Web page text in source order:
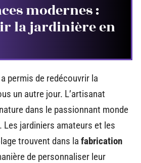
modernes :
la jardinière en
a permis de redécouvrir la
un autre jour. L’artisanat
dans le passionnant monde
Les jardiniers amateurs et les
trouvent dans la fabrication
de personnaliser leur